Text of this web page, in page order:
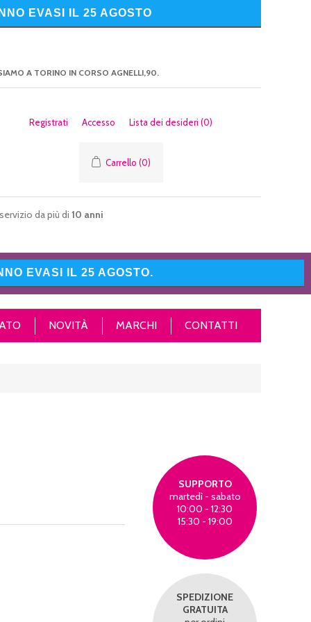
EVASI IL 25 AGOSTO
A TORINO IN CORSO AGNELLI,90.
Registrati Accesso Lista dei desideri (0)
Carrello (0)
da più di 10 anni
EVASI IL 25 AGOSTO.
NOVITÀ MARCHI CONTATTI
SUPPORTO
martedì - sabato
10:00 - 12:30
15:30 - 19:00
SPEDIZIONE
GRATUITA